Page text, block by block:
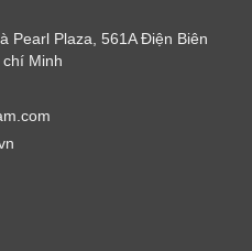
Pearl Plaza, 561A Điện Biên
Minh